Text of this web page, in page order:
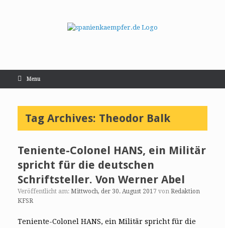
Menu
Tag Archives: Theodor Balk
Teniente-Colonel HANS, ein Militär
spricht für die deutschen
Schriftsteller. Von Werner Abel
Veröffentlicht am: Mittwoch, der 30. August 2017 von Redaktion
KFSR
Teniente-Colonel HANS, ein Militär spricht für die